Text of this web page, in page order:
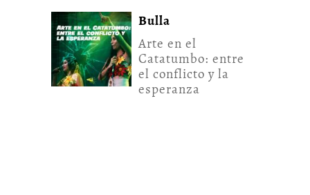
Bulla
Arte en el
Catatumbo: entre
el conflicto y la
esperanza